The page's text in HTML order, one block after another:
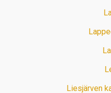
Liesjärven